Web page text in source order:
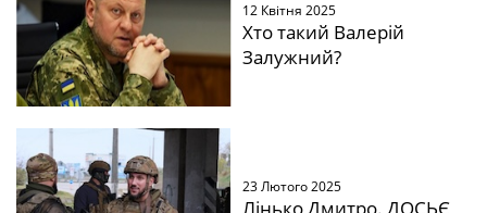
12 Квітня 2025
Хто такий Валерій
Залужний?
23 Лютого 2025
Лінько Дмитро. ДОСЬЄ